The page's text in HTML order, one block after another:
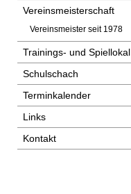
Vereinsmeisterschaft
Vereinsmeister seit 1978
Trainings- und Spiellokal
Schulschach
Terminkalender
Links
Kontakt